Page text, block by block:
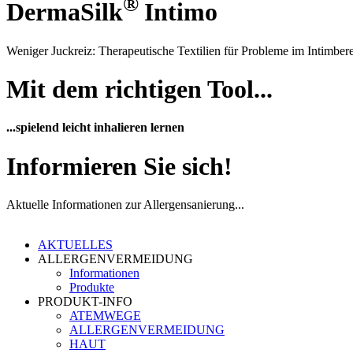
DermaSilk Intimo
Weniger Juckreiz: Therapeutische Textilien für Probleme im
Mit dem richtigen Tool...
...spielend leicht inhalieren lernen
Informieren Sie sich!
Aktuelle Informationen zur Allergensanierung...
AKTUELLES
ALLERGENVERMEIDUNG
Informationen
Produkte
PRODUKT-INFO
ATEMWEGE
ALLERGENVERMEIDUNG
HAUT